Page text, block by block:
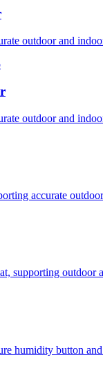
outdoor and
outdoor and
accurate
supporting
humidity button